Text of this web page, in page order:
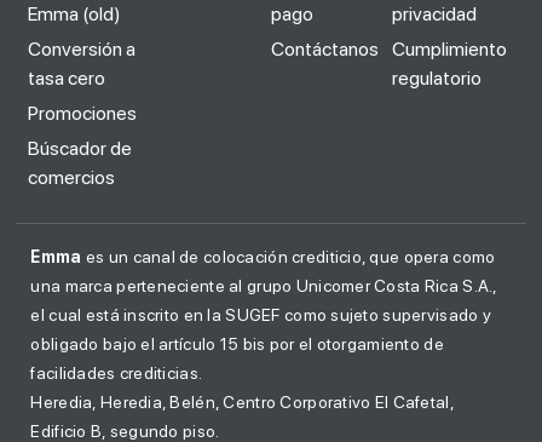
Emma (old)
Conversión a
tasa cero
Promociones
Búscador de
comercios
pago
Contáctanos
privacidad
Cumplimiento
regulatorio
Emma es un canal de colocación crediticio, que opera como
una marca perteneciente al grupo Unicomer Costa Rica S.A.,
el cual está inscrito en la SUGEF como sujeto supervisado y
obligado bajo el artículo 15 bis por el otorgamiento de
facilidades crediticias.
Heredia, Heredia, Belén, Centro Corporativo El Cafetal,
Edificio B, segundo piso.